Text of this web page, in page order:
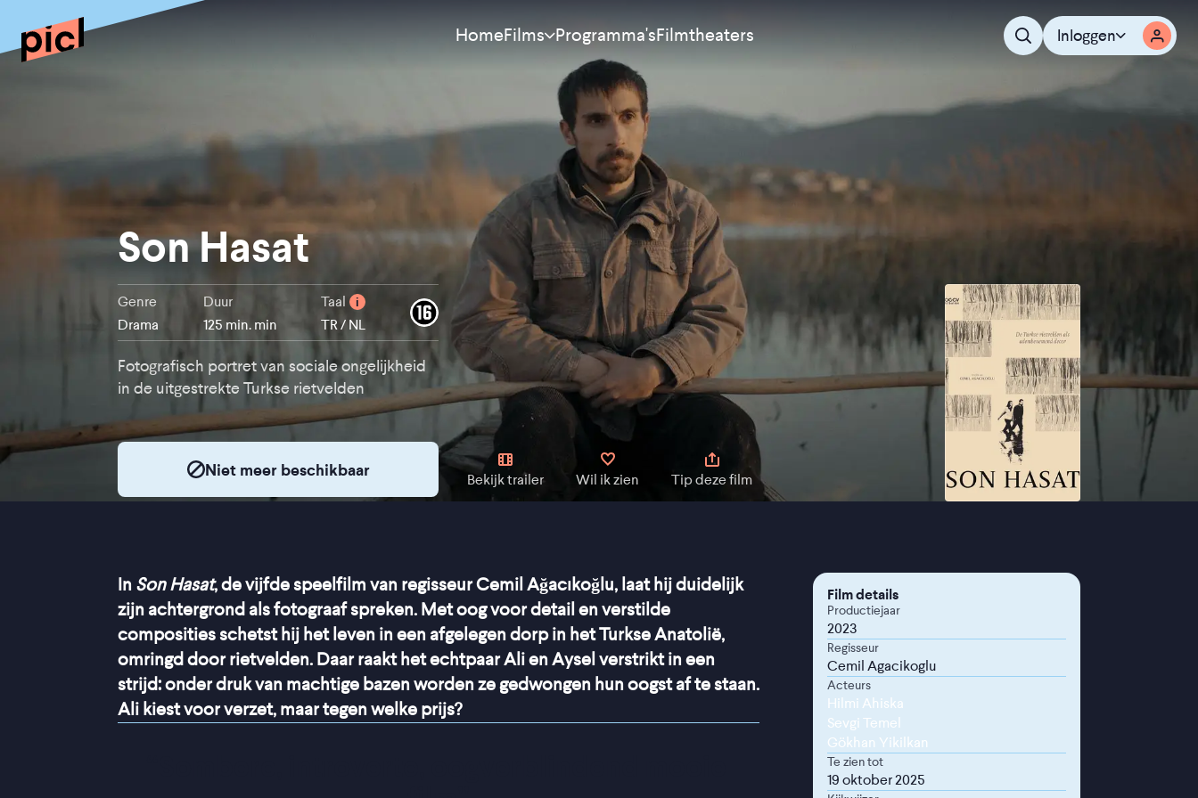
HomeFilms
Meest bekeken
Nieuw
Aanraders
Binnenkort
Alle films
Programma'sFilmtheaters Inloggen
Son Hasat
Genre
Drama
Duur
125 min. min
Taal i
TR / NL
Fotografisch portret van sociale ongelijkheid
in de uitgestrekte Turkse rietvelden
Niet meer beschikbaar
Bekijk trailer Wil ik zien Tip deze film
In Son Hasat, de vijfde speelfilm van regisseur Cemil Ağacıkoğlu, laat hij duidelijk
zijn achtergrond als fotograaf spreken. Met oog voor detail en verstilde
composities schetst hij het leven in een afgelegen dorp in het Turkse Anatolië,
omringd door rietvelden. Daar raakt het echtpaar Ali en Aysel verstrikt in een
strijd: onder druk van machtige bazen worden ze gedwongen hun oogst af te staan.
Ali kiest voor verzet, maar tegen welke prijs?
Film details
Productiejaar
2023
Regisseur
Cemil Agacikoglu
Acteurs
Hilmi Ahiska
Sevgi Temel
Gökhan Yikilkan
Te zien tot
19 oktober 2025